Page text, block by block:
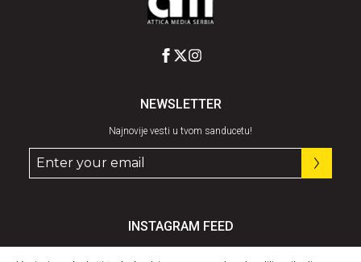
NEWSLETTER
Najnovije vesti u tvom sanducetu!
INSTAGRAM FEED